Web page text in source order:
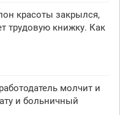
красоты закрылся,
трудовую книжку. Как
молчит и
и больничный